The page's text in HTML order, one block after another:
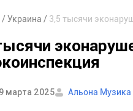
Украина 3,5 тысячи
марта 2025 Альона Музика